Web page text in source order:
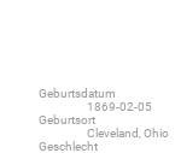
Geburtsdatum
1869-02-05
Geburtsort
Cleveland, Ohio
Geschlecht